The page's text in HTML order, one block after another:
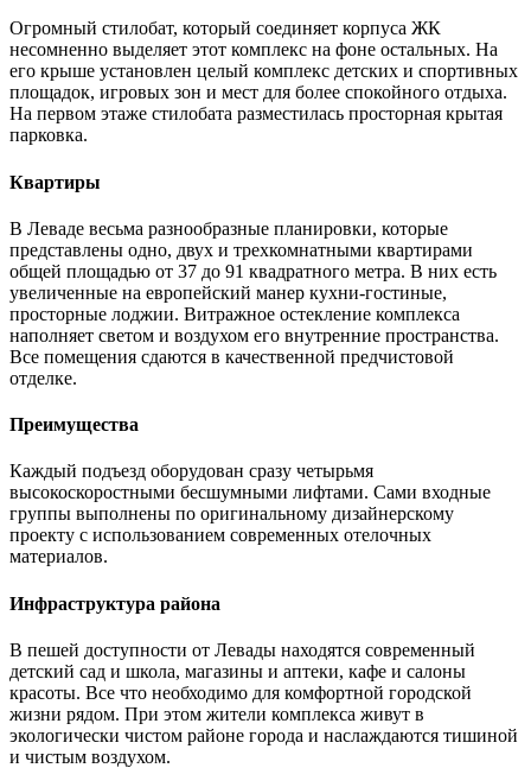
Огромный стилобат, который соединяет корпуса ЖК
несомненно выделяет этот комплекс на фоне остальных. На
его крыше установлен целый комплекс детских и спортивных
площадок, игровых зон и мест для более спокойного отдыха.
На первом этаже стилобата разместилась просторная крытая
парковка.
Квартиры
В Леваде весьма разнообразные планировки, которые
представлены одно, двух и трехкомнатными квартирами
общей площадью от 37 до 91 квадратного метра. В них есть
увеличенные на европейский манер кухни-гостиные,
просторные лоджии. Витражное остекление комплекса
наполняет светом и воздухом его внутренние пространства.
Все помещения сдаются в качественной предчистовой
отделке.
Преимущества
Каждый подъезд оборудован сразу четырьмя
высокоскоростными бесшумными лифтами. Сами входные
группы выполнены по оригинальному дизайнерскому
проекту с использованием современных отелочных
материалов.
Инфраструктура района
В пешей доступности от Левады находятся современный
детский сад и школа, магазины и аптеки, кафе и салоны
красоты. Все что необходимо для комфортной городской
жизни рядом. При этом жители комплекса живут в
экологически чистом районе города и наслаждаются тишиной
и чистым воздухом.